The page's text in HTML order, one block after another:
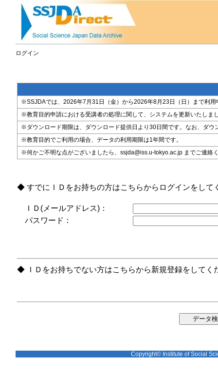
ログイン
※SSJDAでは、2026年7月31日（金）から2026年8月23日（日）まで利
※教育目的申請における受講者の処理に関して、システムを更新いたしま
※ダウンロード期限は、ダウンロード提供日より30日間です。なお、ダ
※教育目的でご利用の場合、データの利用期限は1年間です。
※何かご不明な点がございましたら、ssjda@iss.u-tokyo.ac.jp までご連絡
◆ すでにＩＤをお持ちの方はこちらからログインをして
ＩＤ(メールアドレス)：
パスワード：
◆ ＩＤをお持ちでない方はこちらから新規登録をしてく
Copyright© Institute of Social